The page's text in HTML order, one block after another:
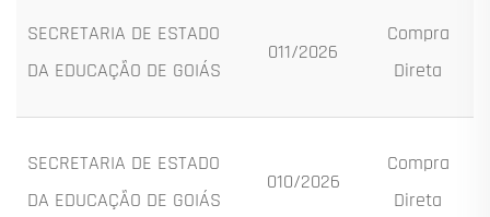
SECRETARIA DE ESTADO
DA EDUCAÇÃO DE GOIÁS
011/2026
Compra
Direta
SECRETARIA DE ESTADO
DA EDUCAÇÃO DE GOIÁS
010/2026
Compra
Direta